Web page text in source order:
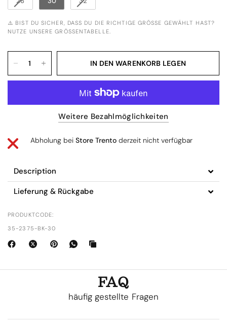
⚠️ BIST DU SICHER, DASS DU DIE RICHTIGE GRÖSSE GEWÄHLT HAST? N
UTZE UNSERE GRÖSSENTABELLE.
IN DEN WARENKORB LEGEN
Weitere Bezahlmöglichkeiten
Abholung beiStore Trento derzeit nicht verfügbar
Description
Lieferung & Rückgabe
PRODUKTCODE:
35-2375-BK-30
FAQ
häufig gestellte Fragen